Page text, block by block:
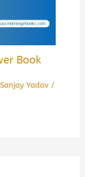
Book
Sanjay Yadav /